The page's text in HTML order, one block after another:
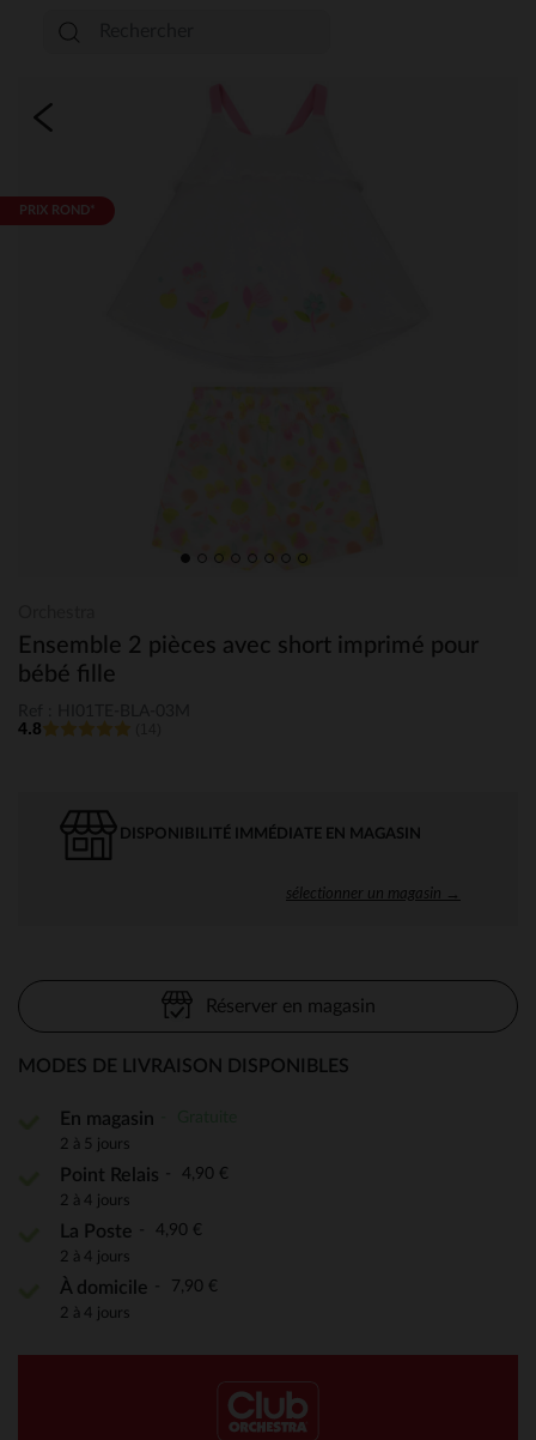
PRIX ROND*
Ensemble 2 pièces avec short imprimé pour
bébé fille
4.8
DISPONIBILITÉ IMMÉDIATE EN MAGASIN
sélectionner un magasin →
Réserver en magasin
MODES DE LIVRAISON DISPONIBLES
En magasin
2 à 5 jours
Point Relais 4,90 €
2 à 4 jours
La Poste 4,90 €
2 à 4 jours
À domicile 7,90 €
2 à 4 jours